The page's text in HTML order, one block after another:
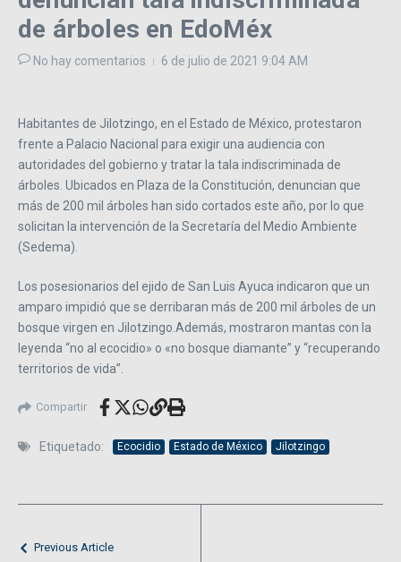
de árboles en EdoMéx
No hay comentarios 6 de julio de 2021 9:04 AM
Habitantes de Jilotzingo, en el Estado de México, protestaron
frente a Palacio Nacional para exigir una audiencia con
autoridades del gobierno y tratar la tala indiscriminada de
árboles. Ubicados en Plaza de la Constitución, denuncian que
más de 200 mil árboles han sido cortados este año, por lo que
solicitan la intervención de la Secretaría del Medio Ambiente
(Sedema).
Los posesionarios del ejido de San Luis Ayuca indicaron que un
amparo impidió que se derribaran más de 200 mil árboles de un
bosque virgen en Jilotzingo.Además, mostraron mantas con la
leyenda “no al ecocidio» o «no bosque diamante” y “recuperando
territorios de vida”.
Compartir
Etiquetado: Ecocidio Estado de México Jilotzingo
Previous Article